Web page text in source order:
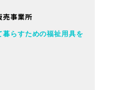
売事業所
暮らすための福祉用具を